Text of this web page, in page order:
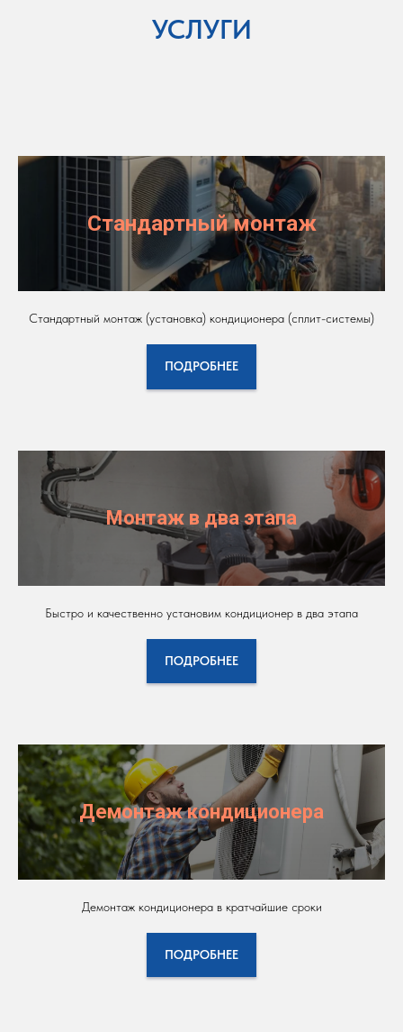
УСЛУГИ
Стандартный монтаж
Стандартный монтаж (установка) кондиционера (сплит-системы)
ПОДРОБНЕЕ
Монтаж в два этапа
Быстро и качественно установим кондиционер в два этапа
ПОДРОБНЕЕ
Демонтаж кондиционера
Демонтаж кондиционера в кратчайшие сроки
ПОДРОБНЕЕ